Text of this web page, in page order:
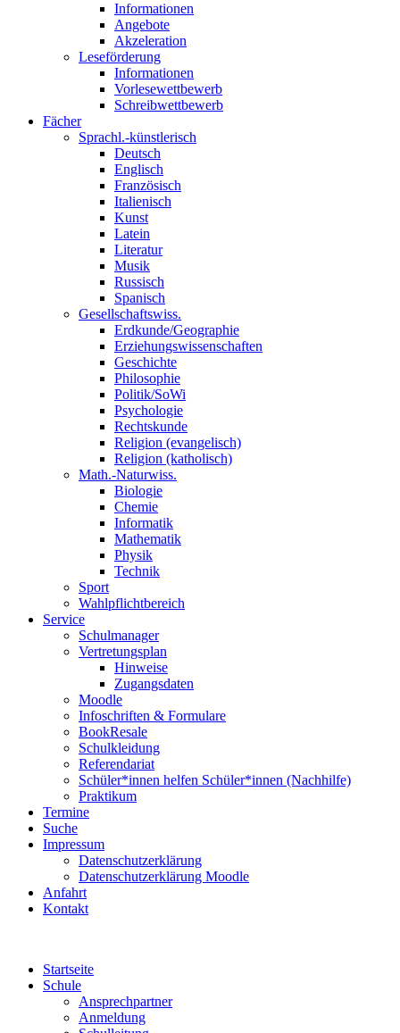
Informationen
Angebote
Akzeleration
Leseförderung
Informationen
Vorlesewettbewerb
Schreibwettbewerb
Fächer
Sprachl.-künstlerisch
Deutsch
Englisch
Französisch
Italienisch
Kunst
Latein
Literatur
Musik
Russisch
Spanisch
Gesellschaftswiss.
Erdkunde/Geographie
Erziehungswissenschaften
Geschichte
Philosophie
Politik/SoWi
Psychologie
Rechtskunde
Religion (evangelisch)
Religion (katholisch)
Math.-Naturwiss.
Biologie
Chemie
Informatik
Mathematik
Physik
Technik
Sport
Wahlpflichtbereich
Service
Schulmanager
Vertretungsplan
Hinweise
Zugangsdaten
Moodle
Infoschriften & Formulare
BookResale
Schulkleidung
Referendariat
Schüler*innen helfen Schüler*innen (Nachhilfe)
Praktikum
Termine
Suche
Impressum
Datenschutzerklärung
Datenschutzerklärung Moodle
Anfahrt
Kontakt
Startseite
Schule
Ansprechpartner
Anmeldung